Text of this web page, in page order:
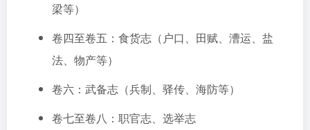
梁等）
卷四至卷五：食货志（户口、田赋、漕运、盐
法、物产等）
卷六：武备志（兵制、驿传、海防等）
卷七至卷八：职官志、选举志